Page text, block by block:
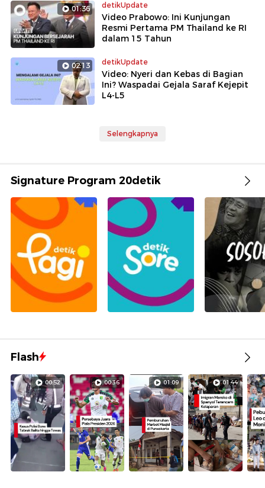
01:36 detikUpdate
Video Prabowo: Ini Kunjungan
Resmi Pertama PM Thailand ke RI
dalam 15 Tahun
02:13 detikUpdate
Video: Nyeri dan Kebas di Bagian
Ini? Waspadai Gejala Saraf Kejepit
L4-L5
Selengkapnya
Signature Program 20detik
Flash
00:52 00:36 01:09 01:44